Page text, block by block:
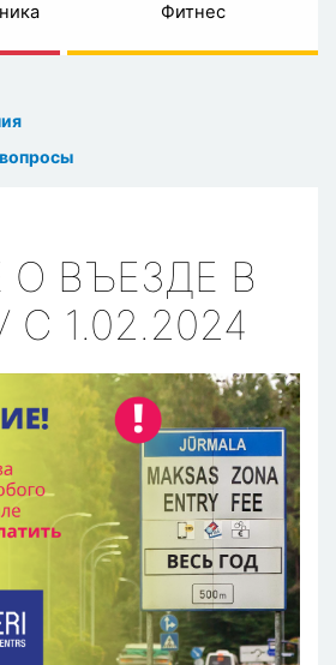
Фитнес
ВЪЕЗДЕ В
1.02.2024